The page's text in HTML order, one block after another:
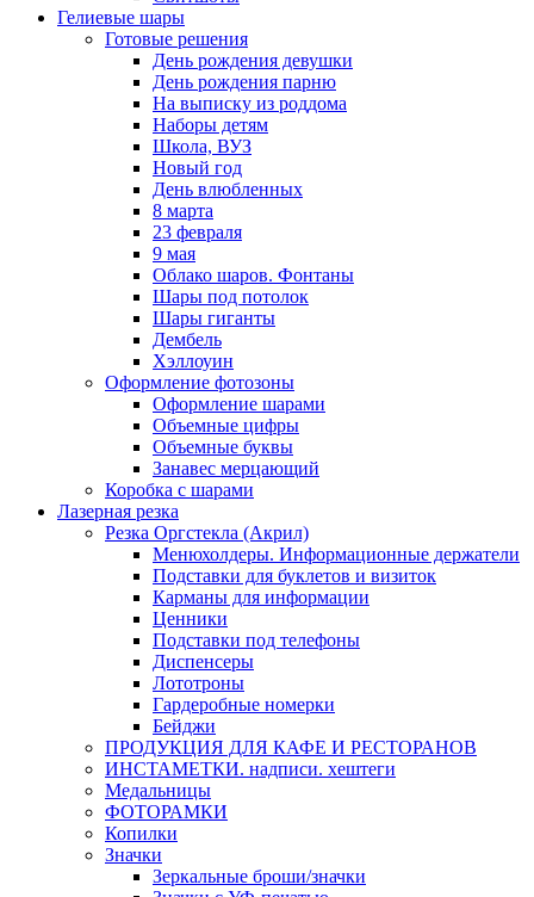
Гелиевые шары
Готовые решения
День рождения девушки
День рождения парню
На выписку из роддома
Наборы детям
Школа, ВУЗ
Новый год
День влюбленных
8 марта
23 февраля
9 мая
Облако шаров. Фонтаны
Шары под потолок
Шары гиганты
Дембель
Хэллоуин
Оформление фотозоны
Оформление шарами
Объемные цифры
Объемные буквы
Занавес мерцающий
Коробка с шарами
Лазерная резка
Резка Оргстекла (Акрил)
Менюхолдеры. Информационные держатели
Подставки для буклетов и визиток
Карманы для информации
Ценники
Подставки под телефоны
Диспенсеры
Лототроны
Гардеробные номерки
Бейджи
ПРОДУКЦИЯ ДЛЯ КАФЕ И РЕСТОРАНОВ
ИНСТАМЕТКИ. надписи. хештеги
Медальницы
ФОТОРАМКИ
Копилки
Значки
Зеркальные броши/значки